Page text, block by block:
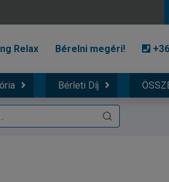
Relax Bérelni megéri!
Bérleti Díj